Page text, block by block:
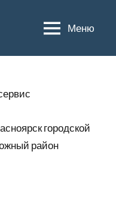
Меню
городской
район